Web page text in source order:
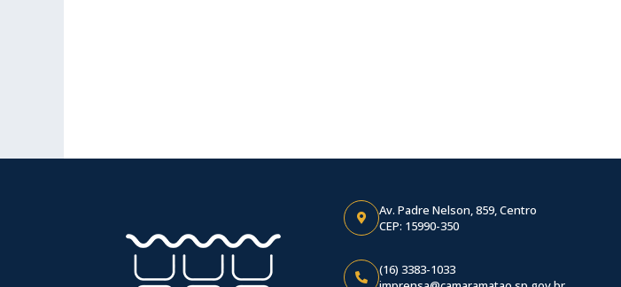
Av. Padre Nelson, 859, Centro
CEP: 15990-350
(16) 3383-1033